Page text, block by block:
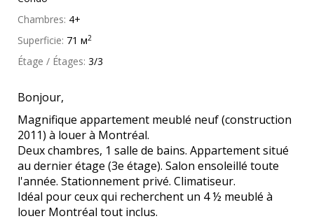
Chambres: 4+
Superficie: 71 м2
Étage / Étages: 3/3
Bonjour,
Magnifique appartement meublé neuf (construction
2011) à louer à Montréal.
Deux chambres, 1 salle de bains. Appartement situé
au dernier étage (3e étage). Salon ensoleillé toute
l'année. Stationnement privé. Climatiseur.
Idéal pour ceux qui recherchent un 4 ½ meublé à
louer Montréal tout inclus.